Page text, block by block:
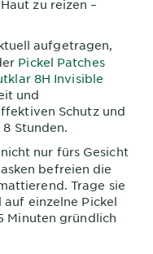
zu reizen –
aufgetragen,
Pickel Patches
8H Invisible
und
Schutz und
Stunden.
nur fürs Gesicht
befreien die
Trage sie
einzelne Pickel
Minuten gründlich